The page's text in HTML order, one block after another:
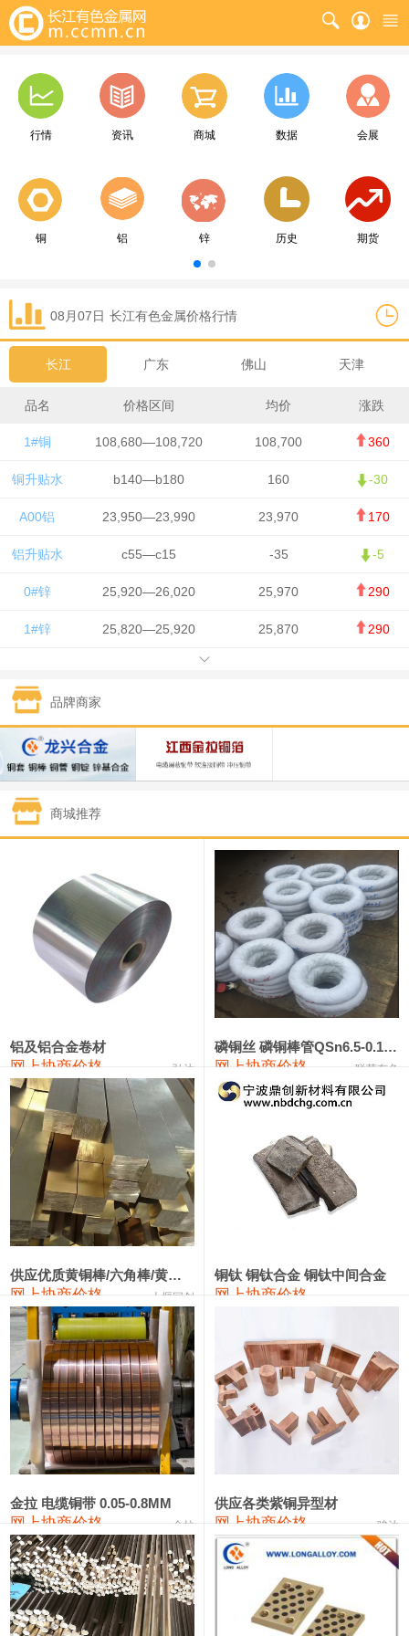
行情 资讯 商城 数据 会展
铜 铝 锌 历史 期货
08月07日 长江有色金属价格行情
长江 广东 佛山 天津
品名 价格区间 均价 涨跌
1#铜 108,680—108,720 108,700 360
铜升贴水 b140—b180 160 -30
A00铝 23,950—23,990 23,970 170
铝升贴水 c55—c15 -35 -5
0#锌 25,920—26,020 25,970 290
1#锌 25,820—25,920 25,870 290
1#锡 434,000—436,000
1#镍 129,550—130,750
1#白银 15,100—15,110 15,105 -70
钯金
331,000 -10,000
89,000—95,000 92,000 1,000
2#锑 85,000—91,000 88,000 1,000
1#镁 17,000—18,000 17,500 0
18,900—19,100 19,000 100
1#电解锰(99.7%袋装) 18,000—18,200 18,100 100
1#铬 60,000—82,000
553#硅 9,300—9,500
441#硅 9,600—9,800 9,700
3303#硅 10,300—10,500 10,400
2202#硅 14,100—14,300
金属硅3303#-2202# 10,400—14,200 12,300 0
漆包线 111,970—115,970 113,970
磷铜合金 110,800—117,600 114,200 400
无氧铜丝(硬) 109,710—110,010 109,860
R410A专用紫铜管 113,700—113,700
铸造铝合金锭(A380） 26,300—26,500 26,400 100
铝合金ADC12 24,200—24,400 100
铸造铝合金锭(ZL102) 24,300—24,500 24,400
品牌商家
商城推荐
铝及铝合金卷材
网上协商价格 弘达
磷铜丝 磷铜棒管QSn6.5-0.1 7-0.2 8-0.3
网上协商价格 联荣有色
供应优质黄铜棒/六角棒/黄铜方板
网上协商价格 十堰同创
铜钛 铜钛合金 铜钛中间合金
网上协商价格
金拉 电缆铜带 0.05-0.8MM
网上协商价格 金拉
供应各类紫铜异型材
网上协商价格 骏达